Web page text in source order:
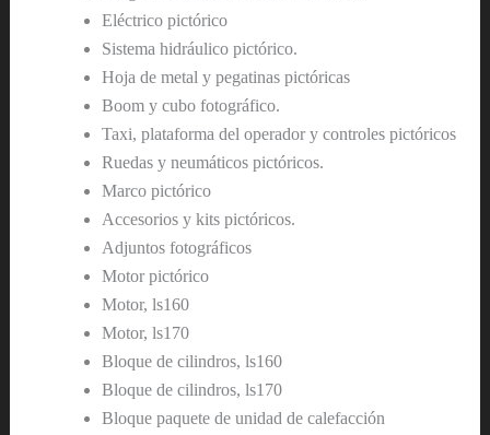
Eléctrico pictórico
Sistema hidráulico pictórico.
Hoja de metal y pegatinas pictóricas
Boom y cubo fotográfico.
Taxi, plataforma del operador y controles pictóricos
Ruedas y neumáticos pictóricos.
Marco pictórico
Accesorios y kits pictóricos.
Adjuntos fotográficos
Motor pictórico
Motor, ls160
Motor, ls170
Bloque de cilindros, ls160
Bloque de cilindros, ls170
Bloque paquete de unidad de calefacción